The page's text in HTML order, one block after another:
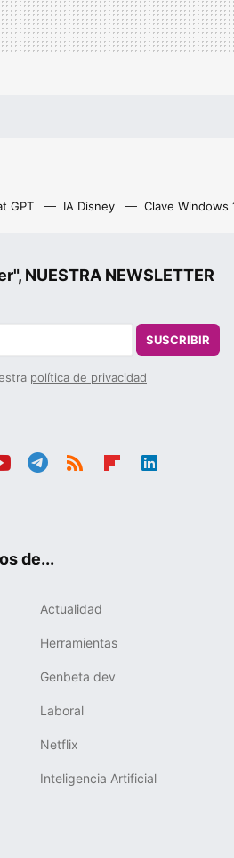
GPT IA Disney Clave Windows
NUESTRA NEWSLETTER
SUSCRIBIR
política de privacidad
de...
Actualidad
Herramientas
Genbeta dev
Laboral
Netflix
Inteligencia Artificial